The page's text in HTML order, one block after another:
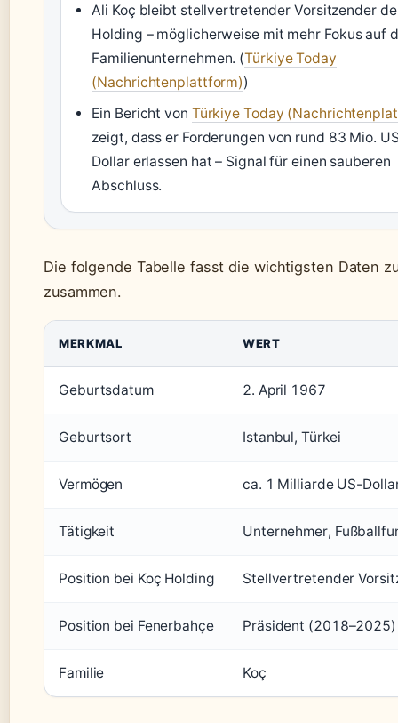
Ali Koç bleibt stellvertretender Vorsitzender
Holding – möglicherweise mit mehr Fokus auf
Familienunternehmen. (Türkiye Today
(Nachrichtenplattform))
Ein Bericht von Türkiye Today
zeigt, dass er Forderungen von rund 83 Mio.
Dollar erlassen hat – Signal für einen sauberen
Abschluss.
Die folgende Tabelle fasst die wichtigsten Daten
zusammen.
MERKMAL WERT
Geburtsdatum 2. April 1967
Geburtsort Istanbul, Türkei
Vermögen ca. 1 Milliarde US-
Tätigkeit Unternehmer,
Position bei Koç Holding Stellvertretender
Position bei Fenerbahçe Präsident (2018–2025)
Familie Koç